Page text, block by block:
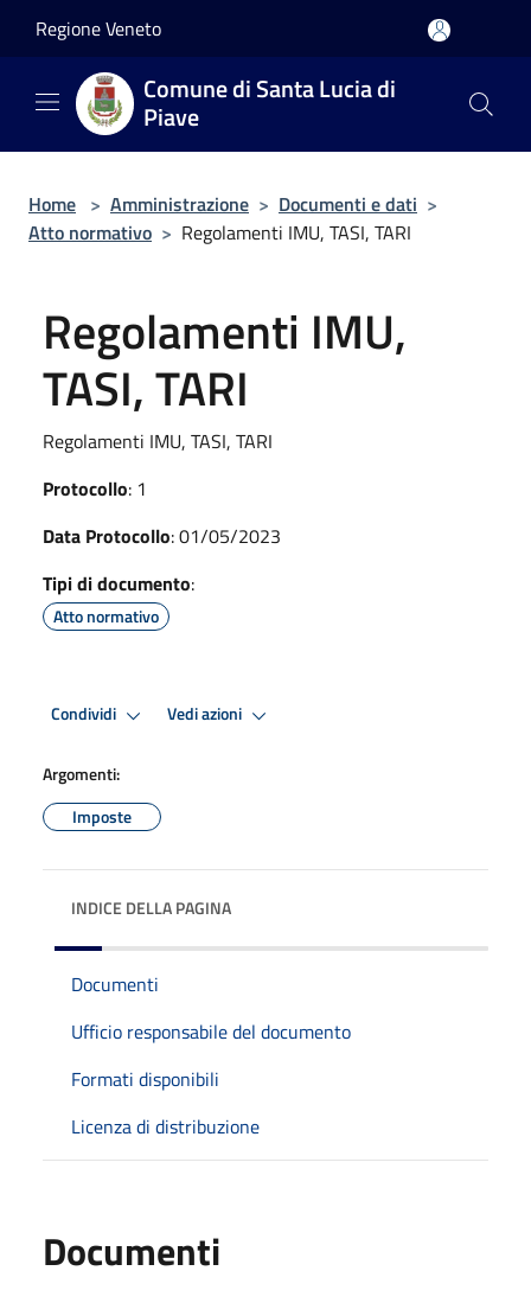
Regione Veneto
Comune di Santa Lucia di
Piave
Home > Amministrazione > Documenti e dati >
Atto normativo > Regolamenti IMU, TASI, TARI
Regolamenti IMU,
TASI, TARI
Regolamenti IMU, TASI, TARI
Protocollo: 1
Data Protocollo: 01/05/2023
Tipi di documento:
Atto normativo
Condividi Vedi azioni
Argomenti:
Imposte
INDICE DELLA PAGINA
Documenti
Ufficio responsabile del documento
Formati disponibili
Licenza di distribuzione
Documenti